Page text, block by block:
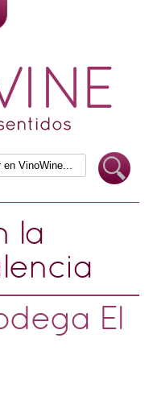
la
El